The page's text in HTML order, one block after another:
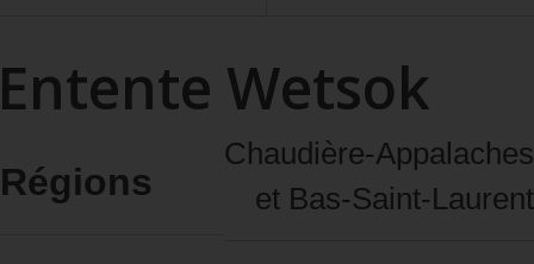
Wetsok
Régions
Chaudière‑Appalaches
et Bas‑Saint‑Laurent